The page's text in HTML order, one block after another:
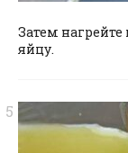
Затем
яйцу.